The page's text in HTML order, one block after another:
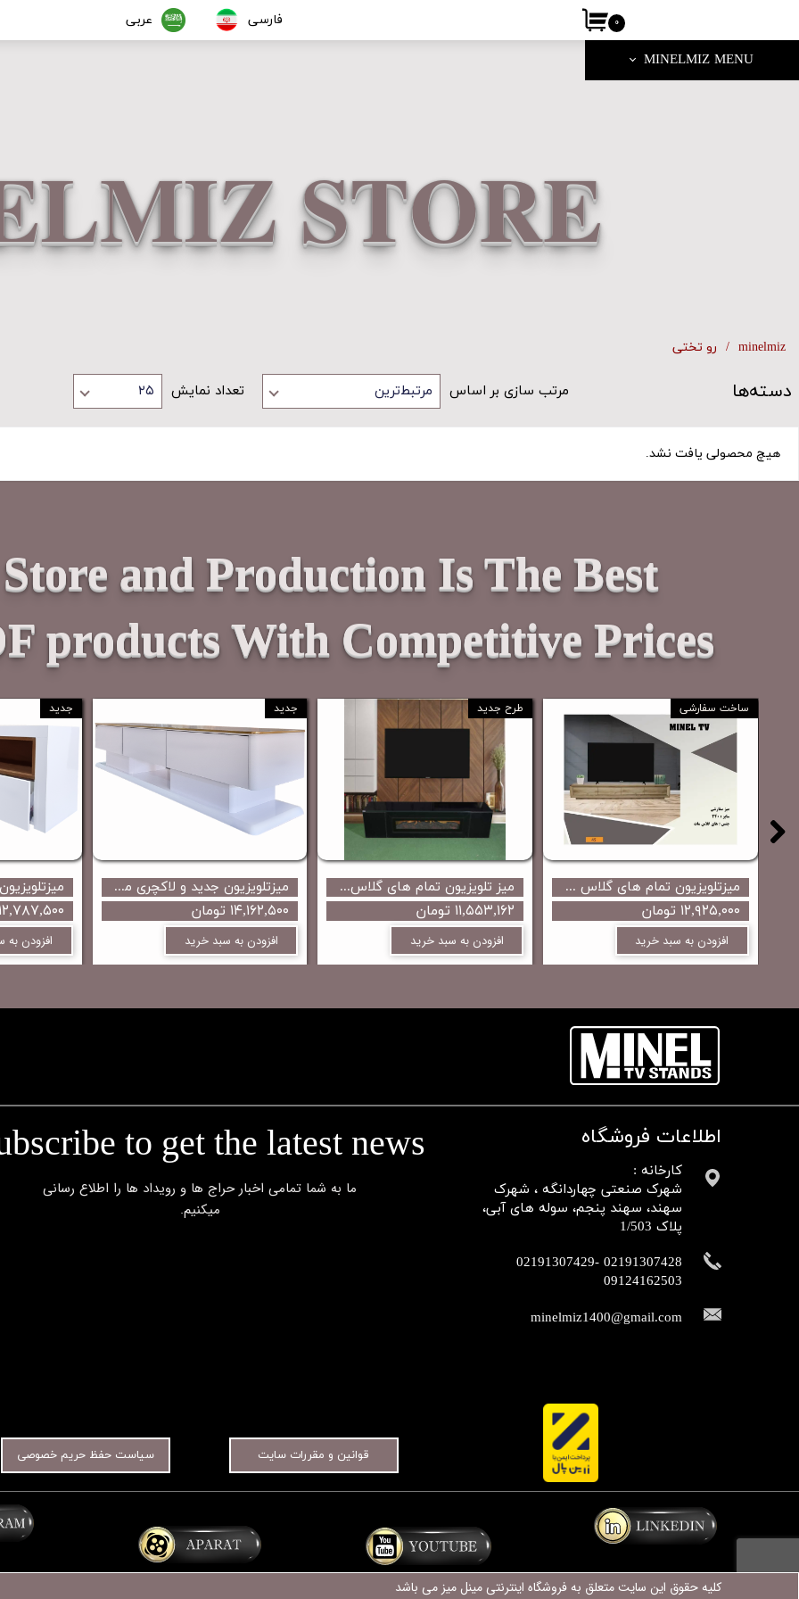
عربی فارسی ۰
minelmiz رو تختی
دسته‌ها مرتب سازی بر اساس مرتبط‌ترین تعداد نمایش ۲۵
هیچ محصولی یافت نشد.
STORE
MINELMIZ MENU
۱۲,۷۸۷,۵۰۰ تومان
افزودن به
جدید
میزتلویزیون جدید و لاکچری مدل پانیذ با قیمت رقابتی تولید مینل میز
۱۴,۱۶۲,۵۰۰ تومان
افزودن به سبد خرید
جدید
میز تلویزیون تمام های گلاس طرح شومینه ای کار جدید و زیبای مینل میز...
۱۱,۵۵۳,۱۶۲ تومان
افزودن به سبد خرید
طرح جدید
میزتلویزیون تمام های گلاس تمام زاویه ای ترک محصول جدید از مینل میز
۱۲,۹۲۵,۰۰۰ تومان
افزودن به سبد خرید
ساخت سفارشی
Store and Production Is The Best
products With Competitive Prices
اطلاعات فروشگاه
کارخانه :
شهرک صنعتی چهاردانگه ، شهرک
سهند، سهند پنجم، سوله های آبی،
پلاک 1/503
02191307428 -02191307429
09124162503​​​​​​​​​​​​​​​​​​​​​
minelmiz1400@gmail.com
to get the latest news
​​​​​​​ما به شما تمامی اخبار حراج ها و رویداد ها را اطلاع رسانی
میکنیم.​​​​​​​
سیاست حفظ حریم خصوصی قوانین و مقررات سایت
کلیه حقوق این سایت متعلق به فروشگاه اینترنتیمینل میزمی باشد